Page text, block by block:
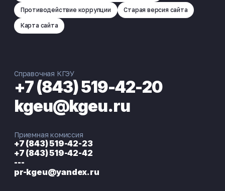
Противодействие коррупции Старая версия сайта
Карта сайта
Справочная КГЭУ
+7 (843) 519-42-20
kgeu@kgeu.ru
Приемная комиссия
+7 (843) 519-42-23
+7 (843) 519-42-42
---
pr-kgeu@yandex.ru